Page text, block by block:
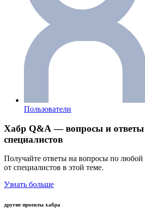
Пользователи
Хабр Q&A — вопросы и ответы
специалистов
Получайте ответы на вопросы по любой
от специалистов в этой теме.
Узнать больше
другие проекты хабра